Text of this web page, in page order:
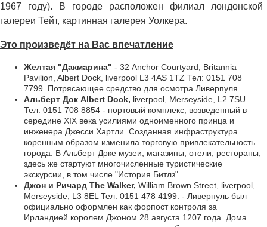
1967 году). В городе расположен филиал лондонской
галереи Тейт, картинная галерея Уолкера.
Это произведёт на Вас впечатление
Желтая "Дакмарина" - 32 Anchor Courtyard, Britannia
Pavilion, Albert Dock, liverpool L3 4AS 1TZ Тел: 0151 708
7799. Потрясающее средство для осмотра Ливерпуля
Альберт Док Albert Dock, liverpool, Merseyside, L2 7SU
Тел: 0151 708 8854 - портовый комплекс, возведенный в
середине XIX века усилиями одноименного принца и
инженера Джесси Хартли. Созданная инфраструктура
коренным образом изменила торговую привлекательность
города. В Альберт Доке музеи, магазины, отели, рестораны,
здесь же стартуют многочисленные туристические
экскурсии, в том числе "История Битлз".
Джон и Ричард The Walker, William Brown Street, liverpool,
Merseyside, L3 8EL Тел: 0151 478 4199. - Ливерпуль был
официально оформлен как форпост контроля за
Ирландией королем Джоном 28 августа 1207 года. Дома